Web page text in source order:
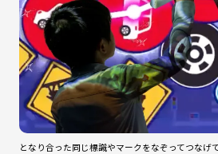
となり合った同じ標識やマークをなぞってつなげ